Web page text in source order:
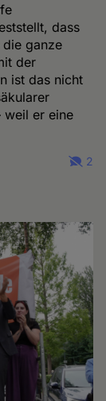
dass
ganze
der
ist das nicht
weil er eine
2